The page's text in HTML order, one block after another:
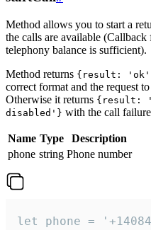
Method allows you to start a
the calls are available
telephony balance is sufficient).
Method returns {result:
correct format and the request
Otherwise it returns {result:
disabled'} with the call
Name Type
Description
phone string Phone number
let phone =